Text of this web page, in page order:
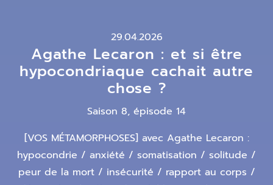
29.04.2026
Agathe Lecaron : et si être
hypocondriaque cachait autre
chose ?
Saison 8, épisode 14
[VOS MÉTAMORPHOSES] avec Agathe Lecaron :
hypocondrie / anxiété / somatisation / solitude /
peur de la mort / insécurité / rapport au corps /